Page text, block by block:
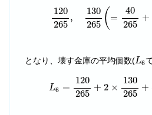
120
265
,
130
265 ( =
40
265
+
120265 130 265 40
となり、壊す金庫の平均個数(L6
L
L6 =
120
265
+ 2 ×
130
265
+
120265 130265